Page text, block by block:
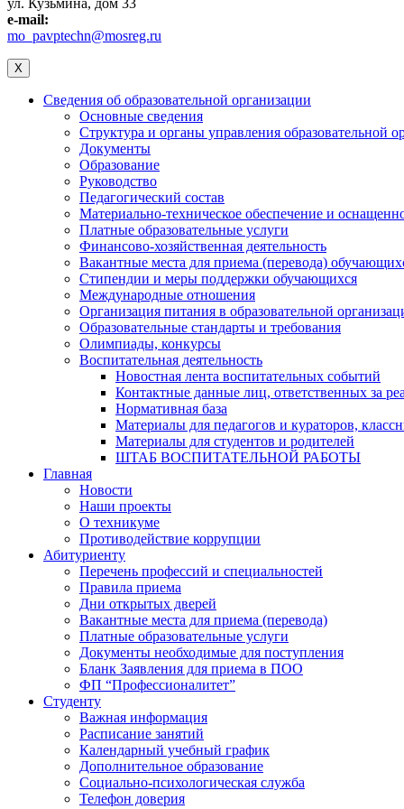
e-mail:
mo_pavptechn@mosreg.ru
X
Сведения об образовательной организации
Основные сведения
Структура и органы управления образовательной
Документы
Образование
Руководство
Педагогический состав
Материально-техническое обеспечение и
Платные образовательные услуги
Финансово-хозяйственная деятельность
Вакантные места для приема (перевода)
Стипендии и меры поддержки обучающихся
Международные отношения
Организация питания в образовательной
Образовательные стандарты и требования
Олимпиады, конкурсы
Воспитательная деятельность
Новостная лента воспитательных событий
Контактные данные лиц, ответственных за
Нормативная база
Материалы для педагогов и кураторов,
Материалы для студентов и родителей
ШТАБ ВОСПИТАТЕЛЬНОЙ РАБОТЫ
Главная
Новости
Наши проекты
О техникуме
Противодействие коррупции
Абитуриенту
Перечень профессий и специальностей
Правила приема
Дни открытых дверей
Вакантные места для приема (перевода)
Платные образовательные услуги
Документы необходимые для поступления
Бланк Заявления для приема в ПОО
ФП “Профессионалитет”
Студенту
Важная информация
Расписание занятий
Календарный учебный график
Дополнительное образование
Социально-психологическая служба
Телефон доверия